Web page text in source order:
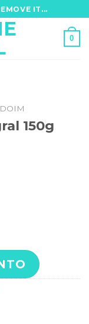
IT...
0
150g